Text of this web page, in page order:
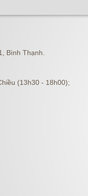
Bình Thạnh.
(13h30 - 18h00);